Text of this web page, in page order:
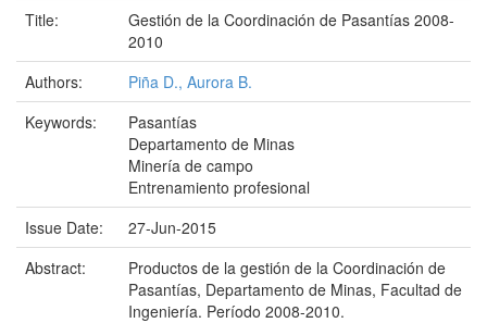
Title:
Gestión de la Coordinación de Pasantías 2008-
2010
Authors:
Piña D., Aurora B.
Keywords:
Pasantías
Departamento de Minas
Minería de campo
Entrenamiento profesional
Issue Date:
27-Jun-2015
Abstract:
Productos de la gestión de la Coordinación de
Pasantías, Departamento de Minas, Facultad de
Ingeniería. Período 2008-2010.